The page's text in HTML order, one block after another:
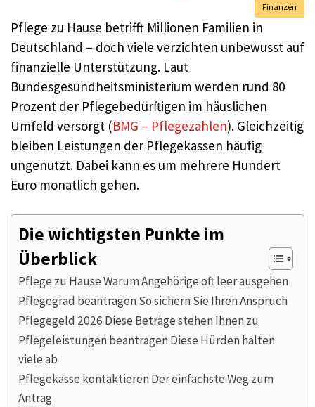
Finanzen
Pflege zu Hause betrifft Millionen Familien in
Deutschland – doch viele verzichten unbewusst auf
finanzielle Unterstützung. Laut
Bundesgesundheitsministerium werden rund 80
Prozent der Pflegebedürftigen im häuslichen
Umfeld versorgt (BMG – Pflegezahlen). Gleichzeitig
bleiben Leistungen der Pflegekassen häufig
ungenutzt. Dabei kann es um mehrere Hundert
Euro monatlich gehen.
Die wichtigsten Punkte im
Überblick
Pflege zu Hause Warum Angehörige oft leer ausgehen
Pflegegrad beantragen So sichern Sie Ihren Anspruch
Pflegegeld 2026 Diese Beträge stehen Ihnen zu
Pflegeleistungen beantragen Diese Hürden halten
viele ab
Pflegekasse kontaktieren Der einfachste Weg zum
Antrag